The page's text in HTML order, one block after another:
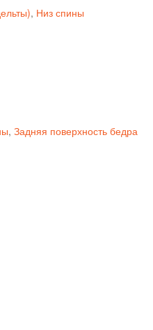
, Низ спины
, Задняя поверхность бедра